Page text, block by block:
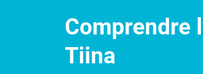
Comprendre
Tiina